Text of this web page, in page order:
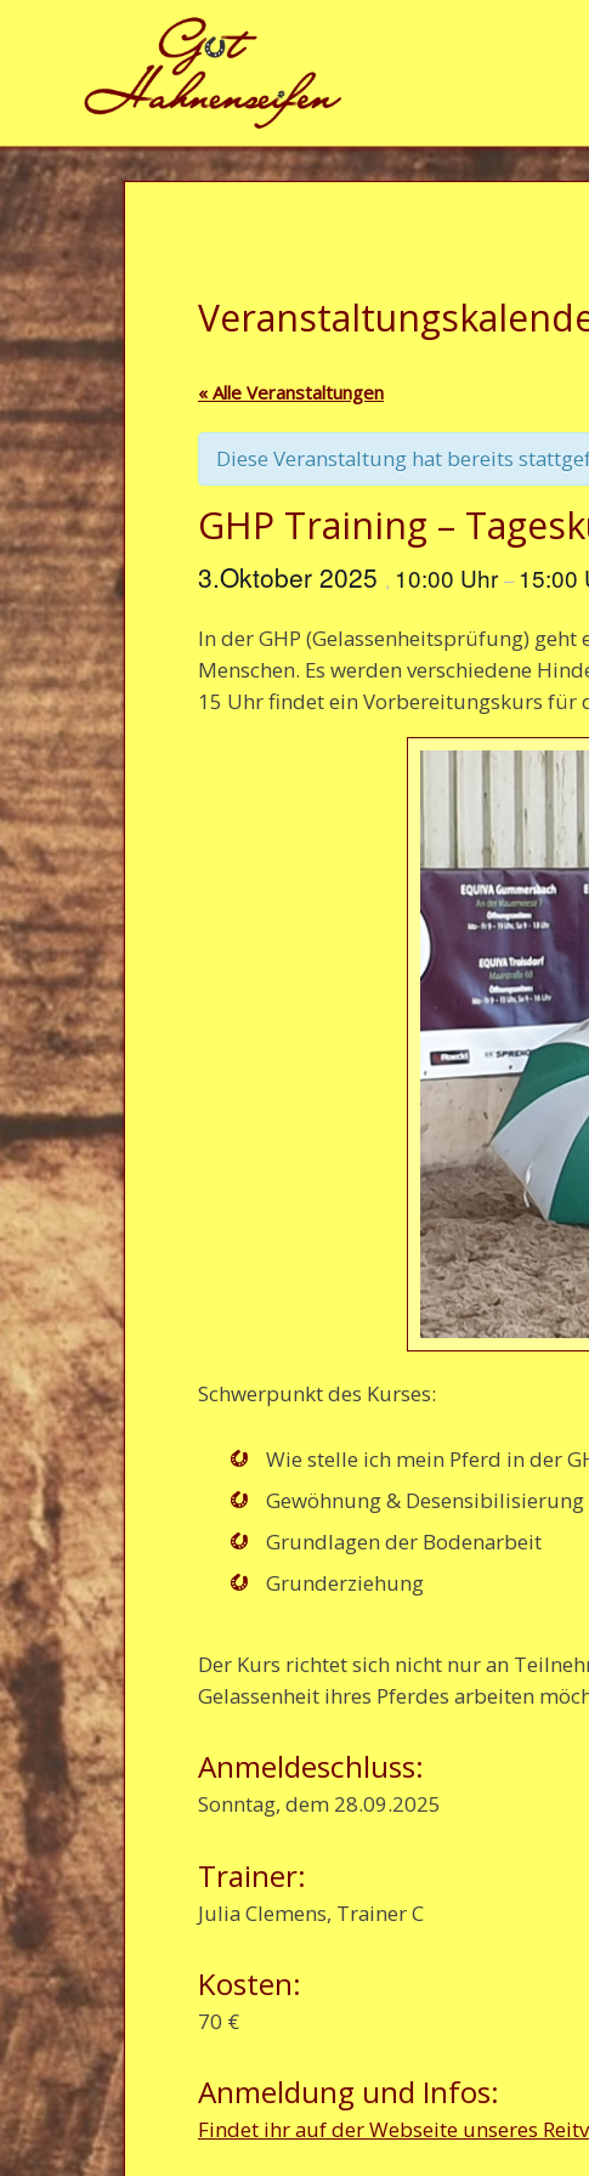
Zum Inhalt springen
« Alle Veranstaltungen
Diese Veranstaltung hat bereits
GHP Training –
3.Oktober 2025 , 10:00 Uhr – 15:00
In der GHP (Gelassenheitsprüfung)
Menschen. Es werden verschiedene
15 Uhr findet ein Vorbereitungskurs für
Schwerpunkt des Kurses:
Wie stelle ich mein Pferd in der
Gewöhnung &
Grundlagen der Bodenarbeit
Grunderziehung
Der Kurs richtet sich nicht nur an
Gelassenheit ihres Pferdes arbeiten
Anmeldeschluss:
Sonntag, dem 28.09.2025
Trainer:
Julia Clemens, Trainer C
Kosten:
70 €
Anmeldung und Infos:
Findet ihr auf der Webseite unseres